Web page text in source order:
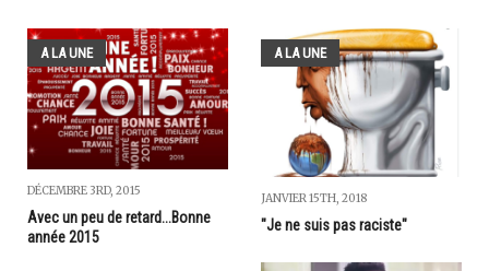
A LA UNE
DÉCEMBRE 3RD, 2015
Avec un peu de retard...Bonne
année 2015
A LA UNE
JANVIER 15TH, 2018
"Je ne suis pas raciste"